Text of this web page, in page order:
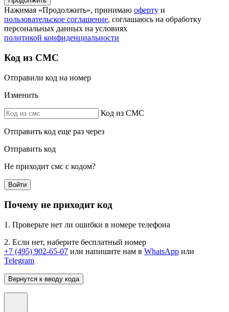
Нажимая «Продолжить», принимаю оферту и
пользовательское соглашение, соглашаюсь на обработку
персональных данных на условиях
политикой конфиденциальности
Код из СМС
Отправили код на номер
Изменить
Код из СМС
Отправить код еще раз через
Отправить код
Не приходит смс с кодом?
Войти
Почему не приходит код
1. Проверьте нет ли ошибки в номере телефона
2. Если нет, наберите бесплатный номер
+7 (495) 902-65-07 или напишите нам в WhatsApp или
Telegram
Вернутся к вводу кода